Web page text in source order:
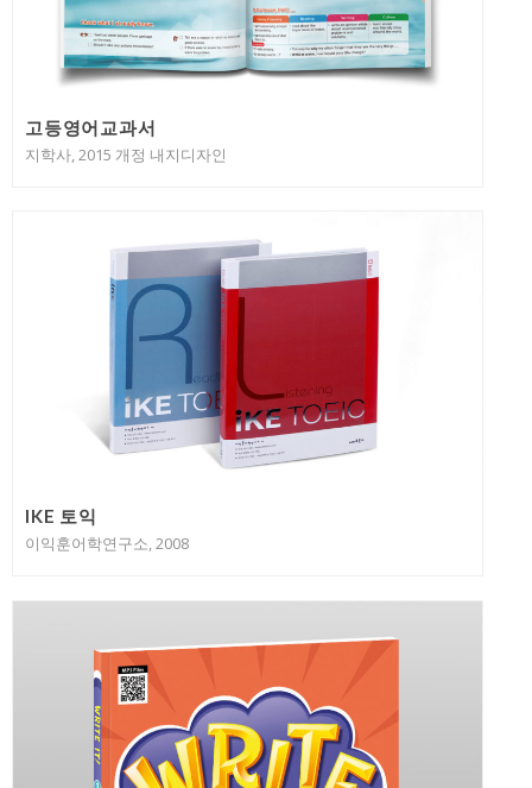
고등영어교과서
지학사, 2015 개정 내지디자인
IKE 토익
이익훈어학연구소, 2008